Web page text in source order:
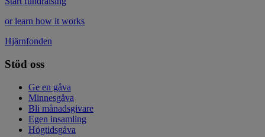
or learn how it works
Hjärnfonden
Stöd oss
Ge en gåva
Minnesgåva
Bli månadsgivare
Egen insamling
Högtidsgåva